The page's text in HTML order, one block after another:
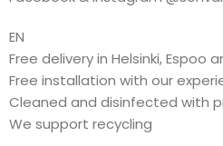
EN
Free delivery in Helsinki, Espoo
Free installation with our
Cleaned and disinfected with
We support recycling